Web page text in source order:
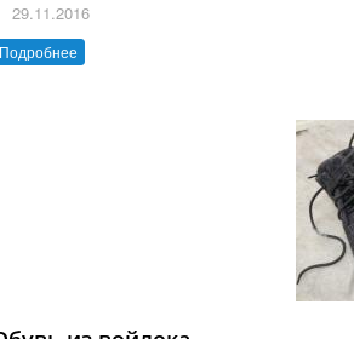
29.11.2016
Подробнее